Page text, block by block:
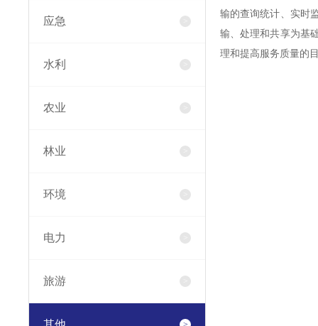
应急
水利
农业
林业
环境
电力
旅游
输的查询统计、实时
输、处理和共享为基
理和提高服务质量的